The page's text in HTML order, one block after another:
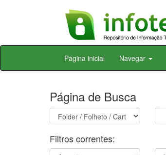
Skip
Página inicial Navegar
Página de Busca
Filtros correntes: